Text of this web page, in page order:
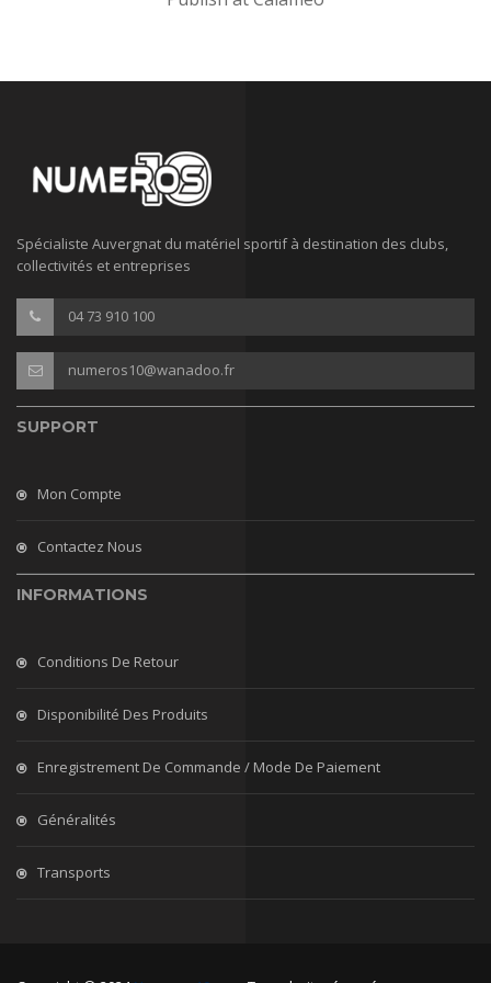
Spécialiste Auvergnat du matériel sportif à destination des clubs,
collectivités et entreprises
04 73 910 100
numeros10@wanadoo.fr
SUPPORT
Mon Compte
Contactez Nous
INFORMATIONS
Conditions De Retour
Disponibilité Des Produits
Enregistrement De Commande / Mode De Paiement
Généralités
Transports